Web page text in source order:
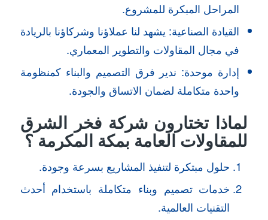
المراحل المبكرة للمشروع.
القيادة الصناعية: يشهد لنا عملاؤنا وشركاؤنا بالريادة
في مجال المقاولات والتطوير المعماري.
إدارة موحدة: ندير فرق التصميم والبناء كمنظومة
واحدة متكاملة لضمان الاتساق والجودة.
لماذا تختارون شركة فخر الشرق
للمقاولات العامة بمكة المكرمة ؟
حلول مبتكرة لتنفيذ المشاريع بسرعة وجودة.
خدمات تصميم وبناء متكاملة باستخدام أحدث
التقنيات العالمية.